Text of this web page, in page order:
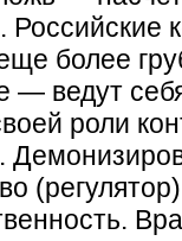
более
— ведут
роли